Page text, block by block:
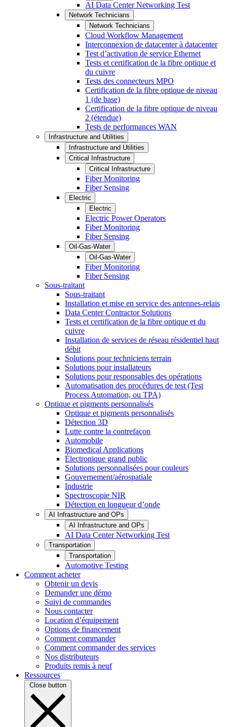
AI Data Center Networking Test
Network Technicians
Network Technicians
Cloud Workflow Management
Interconnexion de datacenter à datacenter
Test d’activation de service Ethernet
Tests et certification de la fibre optique et
du cuivre
Tests des connecteurs MPO
Certification de la fibre optique de niveau
1 (de base)
Certification de la fibre optique de niveau
2 (étendue)
Tests de performances WAN
Infrastructure and Utilities
Infrastructure and Utilities
Critical Infrastructure
Critical Infrastructure
Fiber Monitoring
Fiber Sensing
Electric
Electric
Electric Power Operators
Fiber Monitoring
Fiber Sensing
Oil-Gas-Water
Oil-Gas-Water
Fiber Monitoring
Fiber Sensing
Sous-traitant
Sous-traitant
Installation et mise en service des antennes-relais
Data Center Contractor Solutions
Tests et certification de la fibre optique et du
cuivre
Installation de services de réseau résidentiel haut
débit
Solutions pour techniciens terrain
Solutions pour installateurs
Solutions pour responsables des opérations
Automatisation des procédures de test (Test
Process Automation, ou TPA)
Optique et pigments personnalisés
Optique et pigments personnalisés
Détection 3D
Lutte contre la contrefaçon
Automobile
Biomedical Applications
Électronique grand public
Solutions personnalisées pour couleurs
Gouvernement/aérospatiale
Industrie
Spectroscopie NIR
Détection en longueur d’onde
AI Infrastructure and OPs
AI Infrastructure and OPs
AI Data Center Networking Test
Transportation
Transportation
Automotive Testing
Comment acheter
Obtenir un devis
Demander une démo
Suivi de commandes
Nous contacter
Location d’équipement
Options de financement
Comment commander
Comment commander des services
Nos distributeurs
Produits remis à neuf
Ressources
Close button